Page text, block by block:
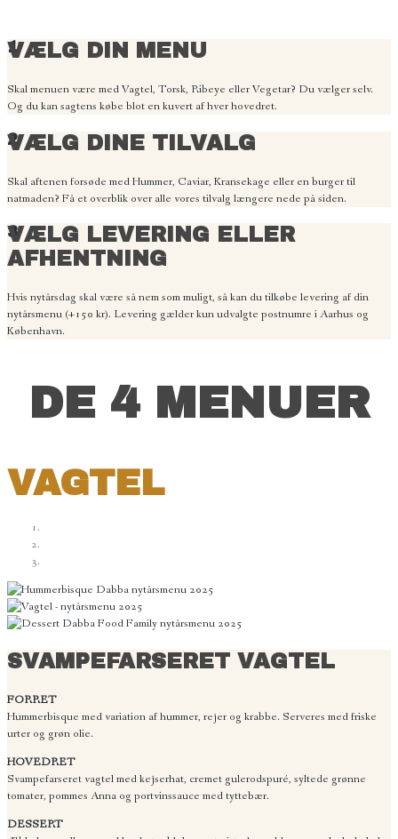
1
VÆLG DIN MENU
Skal menuen være med Vagtel, Torsk, Ribeye eller Vegetar? Du vælger selv.
Og du kan sagtens købe blot en kuvert af hver hovedret.
2
VÆLG DINE TILVALG
Skal aftenen forsøde med Hummer, Caviar, Kransekage eller en burger til
natmaden? Få et overblik over alle vores tilvalg længere nede på siden.
3
VÆLG LEVERING ELLER
AFHENTNING
Hvis nytårsdag skal være så nem som muligt, så kan du tilkøbe levering af din
nytårsmenu (+150 kr). Levering gælder kun udvalgte postnumre i Aarhus og
København.
DE 4 MENUER
VAGTEL
SVAMPEFARSERET VAGTEL
FORRET
Hummerbisque med variation af hummer, rejer og krabbe. Serveres med friske
urter og grøn olie.
HOVEDRET
Svampefarseret vagtel med kejserhat, cremet gulerodspuré, syltede grønne
tomater, pommes Anna og portvinssauce med tyttebær.
DESSERT